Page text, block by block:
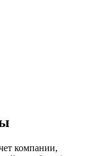
компании,